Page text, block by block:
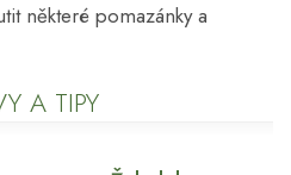
některé pomazánky a
A TIPY